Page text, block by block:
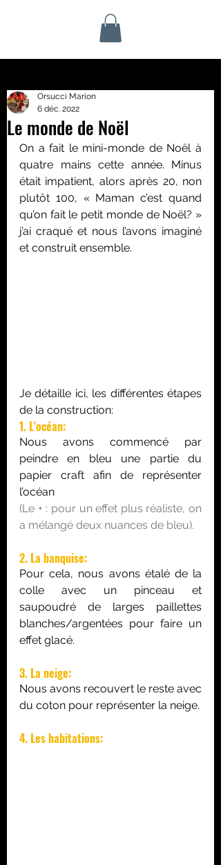
Le monde de Noël
Orsucci Marion
6 déc. 2022
On a fait le mini-monde de Noël à
quatre mains cette année. Minus
était impatient, alors après 20, non
plutôt 100, « Maman c’est quand
qu’on fait le petit monde de Noël? »
j’ai craqué et nous l’avons imaginé
et construit ensemble.
Je détaille ici, les différentes étapes
de la construction:
1. L'océan:
Nous avons commencé par
peindre en bleu une partie du
papier craft afin de représenter
l’océan
(Le + : pour un effet plus réaliste, on
a mélangé deux nuances de bleu).
2. La banquise:
Pour cela, nous avons étalé de la
colle avec un pinceau et
saupoudré de larges paillettes
blanches/argentées pour faire un
effet glacé.
3. La neige:
Nous avons recouvert le reste avec
du coton pour représenter la neige.
4. Les habitations: